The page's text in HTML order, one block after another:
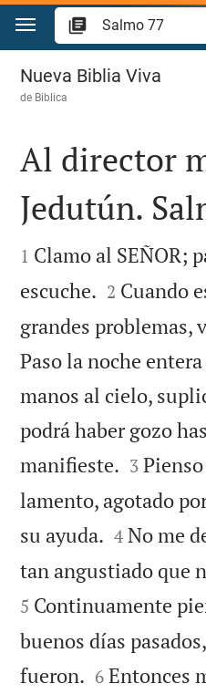
Ir a un contenido
Salmo 77
Nueva Biblia Viva
de Biblica

Al director
Jedutún.

1 Clamo al SEÑOR;
escuche. 

2 Cuando
grandes problemas,
Paso la noche
manos al cielo,
podrá haber gozo
manifieste. 

3
lamento, agotado
su ayuda. 

4 No me
tan angustiado que
5 Continuamente
buenos días
fueron. 

6 Entonces